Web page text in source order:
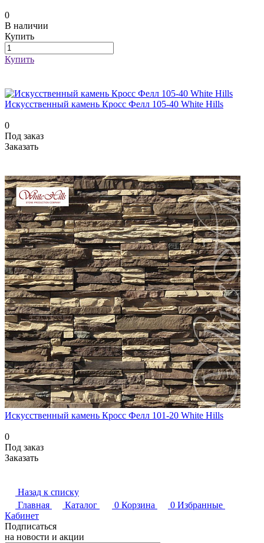
0
В наличии
Купить
Купить
Искусственный камень Кросс Фелл 105-40 White Hills
0
Под заказ
Заказать
Искусственный камень Кросс Фелл 101-20 White Hills
0
Под заказ
Заказать
Назад к списку
Главная
Каталог 0 Корзина 0 Избранные
Кабинет
Подписаться
на новости и акции